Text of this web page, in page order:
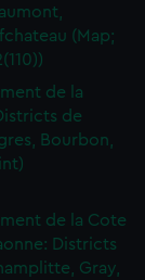
(Map;
de la
de
Bourbon,
de la Cote
Districts
Gray,